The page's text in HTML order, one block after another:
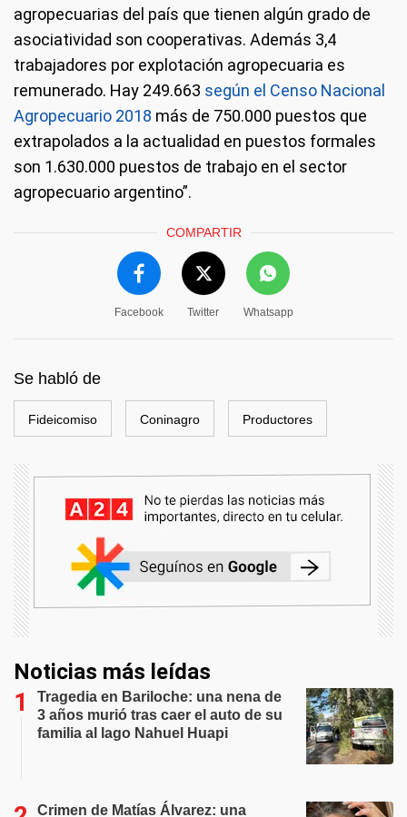
agropecuarias del país que tienen algún grado de
asociatividad son cooperativas. Además 3,4
trabajadores por explotación agropecuaria es
remunerado. Hay 249.663 según el Censo Nacional
Agropecuario 2018 más de 750.000 puestos que
extrapolados a la actualidad en puestos formales
son 1.630.000 puestos de trabajo en el sector
agropecuario argentino”.
COMPARTIR
Facebook Twitter Whatsapp
Se habló de
Fideicomiso Coninagro Productores
Noticias más leídas
Tragedia en Bariloche: una nena de
3 años murió tras caer el auto de su
familia al lago Nahuel Huapi
Crimen de Matías Álvarez: una